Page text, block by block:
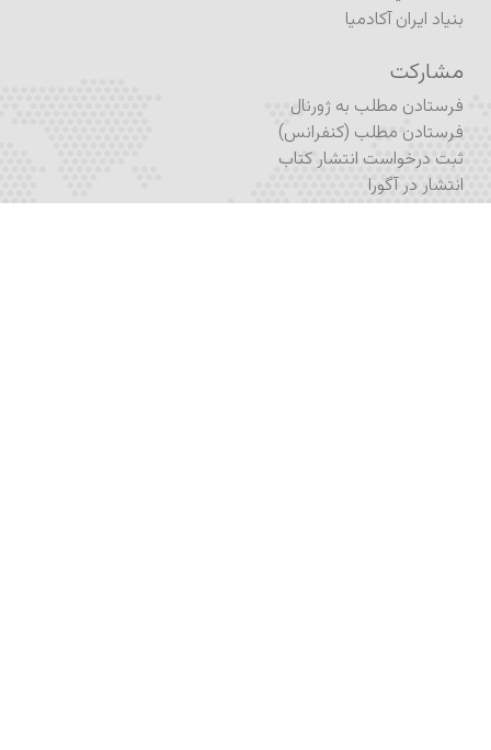
بنیاد ایران آکادمیا
مشارکت
فرستادن مطلب به ژورنال
فرستادن مطلب (کنفرانس)
ثبت درخواست انتشار کتاب
انتشار در آگورا